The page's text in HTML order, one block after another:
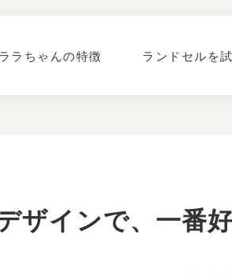
ララちゃんの特徴 ランドセルを
ザインで、一番